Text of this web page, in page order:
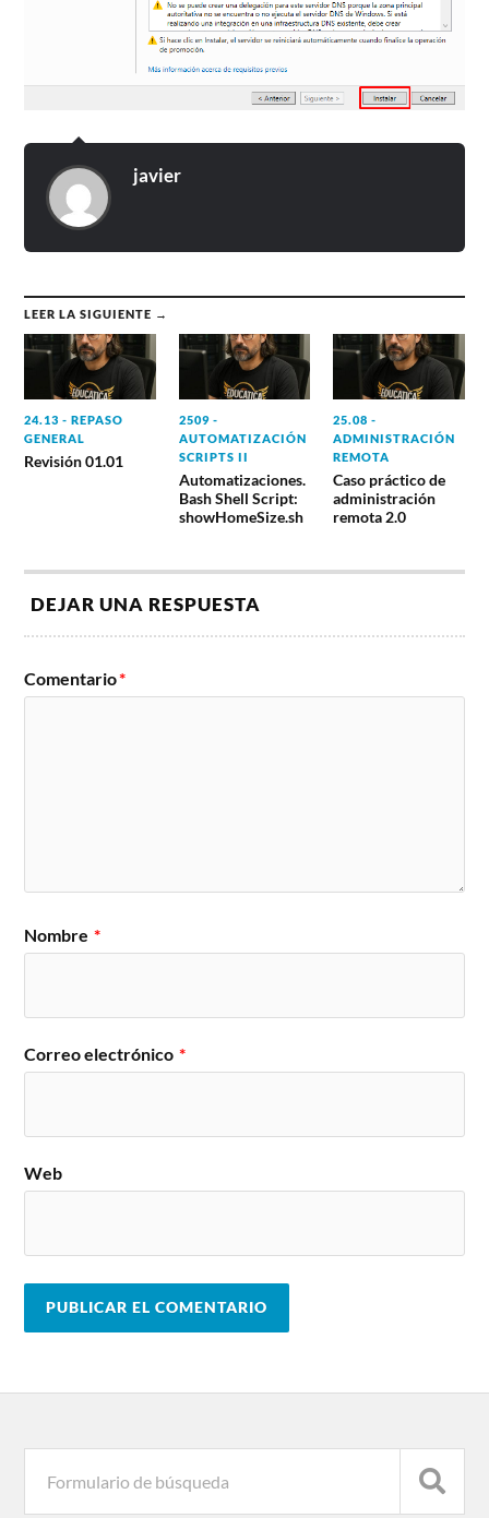
javier
LEER LA SIGUIENTE →
24.13 - REPASO
GENERAL
Revisión 01.01
2509 -
AUTOMATIZACIÓN
SCRIPTS II
Automatizaciones.
Bash Shell Script:
showHomeSize.sh
25.08 -
ADMINISTRACIÓN
REMOTA
Caso práctico de
administración
remota 2.0
DEJAR UNA RESPUESTA
Comentario*
Nombre *
Correo electrónico *
Web